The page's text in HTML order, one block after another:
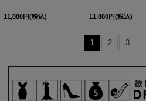
11,880円(税込) 11,880円(税込)
1 2 3